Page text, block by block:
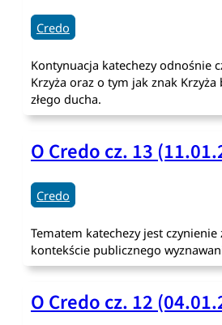
Credo
Kontynuacja katechezy odnośnie
Krzyża oraz o tym jak znak
złego ducha.
O Credo cz. 13
Credo
Tematem katechezy jest
kontekście publicznego
O Credo cz. 12